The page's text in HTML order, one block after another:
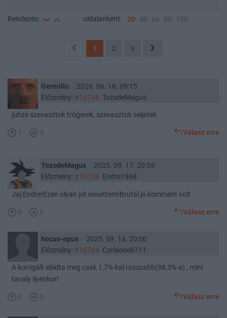
Rendezés: oldalanként: 20 40 60 80 100
1 2 3
Germilio
2026. 06. 16. 09:15
Előzmény: #16748 TozsdeMagus
juhzé szevasztok trógerek, szevasztok seljetek
1 3 Válasz erre
TozsdeMagus
2025. 09. 17. 20:35
Előzmény: #16738 Endre1968
Jaj Endre!Ezen olyan jót nevettem!Brutál jó komment volt
0 3 Válasz erre
hocus-opus
2025. 09. 14. 20:00
Előzmény: #16744Corleone8711
A korrigált ebidta meg csak 1,7%-kal rosszabb(98,3%-a) , mint
tavaly ilyenkor!
3 0 Válasz erre